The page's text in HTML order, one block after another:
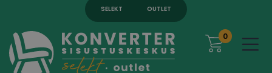
SELEKT OUTLET
0